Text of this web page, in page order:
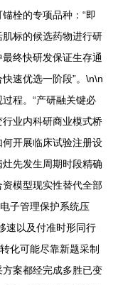
栓的专项品种：“即
标的候选药物进行研
终快研发保证生存通
速优选一阶段”。\n\n
程。“产研融关键必
业内科研商业模式桥
开展临床试验注册设
先发生周期时段精确
模型现实性替代全部
子管理保护系统压
速以及付准时形同行
化可能尽靠新题采制
案都经完成多胜已变